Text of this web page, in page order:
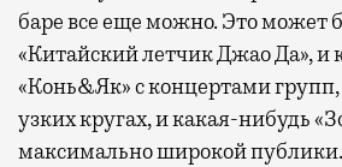
баре все еще можно. Это может
«Китайский летчик Джао Да», и
«Конь&Як» с концертами групп,
узких кругах, и какая-нибудь
максимально широкой